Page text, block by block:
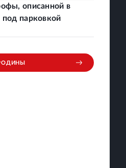
описанной в
парковкой